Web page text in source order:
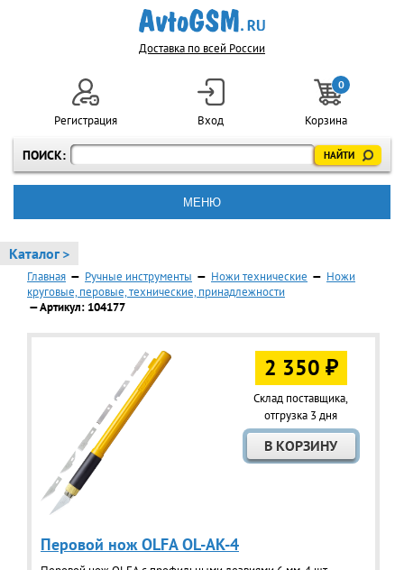
Доставка по всей России
ПОИСК:
Регистрация Вход
0
Корзина
МЕНЮ
Каталог >
Главная — Ручные инструменты — Ножи технические — Ножи
круговые, перовые, технические, принадлежности
— Артикул: 104177
2 350 ₽
Склад поставщика,
отгрузка 3 дня
Перовой нож OLFA OL-AK-4